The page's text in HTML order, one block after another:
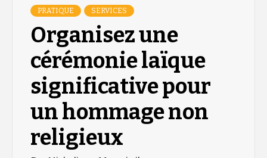
PRATIQUE SERVICES
Organisez une
cérémonie laïque
significative pour
un hommage non
religieux